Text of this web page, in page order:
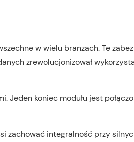
w wielu branżach. Te
zrewolucjonizował
Jeden koniec modułu jest
zachować integralność przy